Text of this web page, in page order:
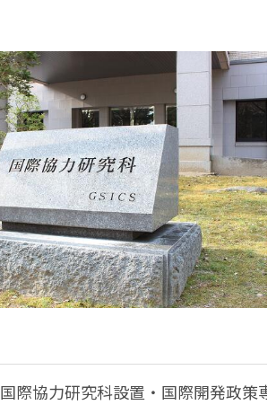
国際協力研究科設置・国際開発政策